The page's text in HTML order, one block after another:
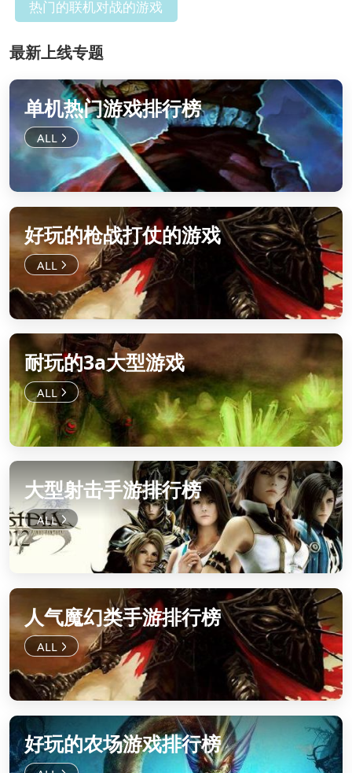
热门的联机对战的游戏
最新上线专题
单机热门游戏排行榜
好玩的枪战打仗的游戏
耐玩的3a大型游戏
大型射击手游排行榜
人气魔幻类手游排行榜
好玩的农场游戏排行榜